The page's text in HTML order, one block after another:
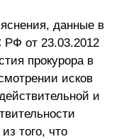
данные в
от 23.03.2012
прокурора в
исков
и
того, что